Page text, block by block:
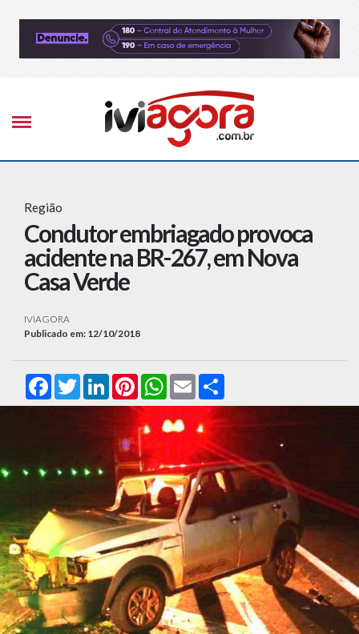
Região
Condutor embriagado provoca
acidente na BR-267, em Nova
Casa Verde
IVIAGORA
Publicado em: 12/10/2018
FacebookTwitterLinkedInPinterestWhatsApp
Email